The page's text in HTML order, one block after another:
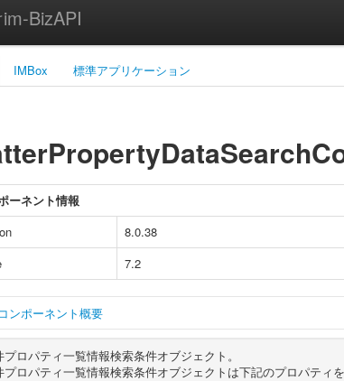
BizAPI
IMBox 標準アプリケーション
ーネント情報
8.0.38
7.2
コンポーネント概要
プロパティ一覧情報検索条件オブジェクト。
プロパティ一覧情報検索条件オブジェクトは下記のプロパティ